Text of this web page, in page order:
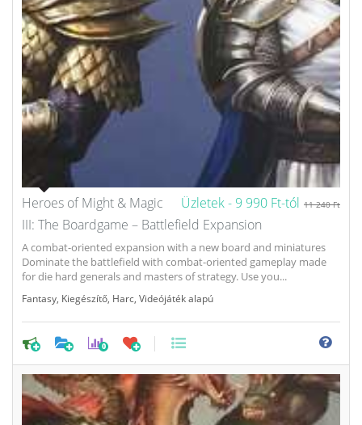
Üzletek - 9 990 Ft-tól 11 240 Ft
Heroes of Might & Magic
III: The Boardgame – Battlefield Expansion
A combat-oriented expansion with a new board and miniatures
Dominate the battlefield with combat-oriented gameplay made
for die hard generals and masters of strategy. Use you...
Fantasy, Kiegészítő, Harc, Videójáték alapú
0